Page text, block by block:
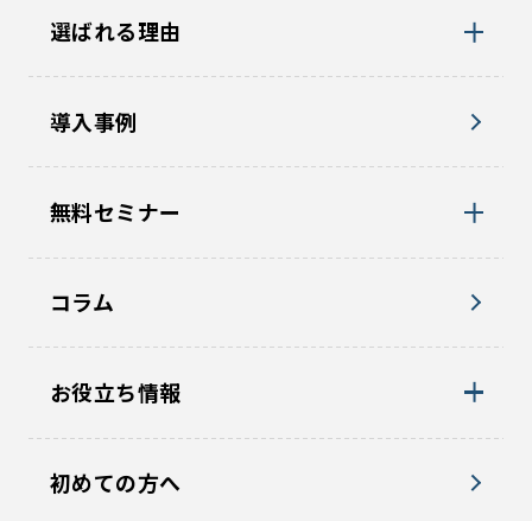
選ばれる理由
導入事例
無料セミナー
コラム
お役立ち情報
初めての方へ